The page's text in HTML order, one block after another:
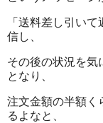
「送料差し引い
信し、
その後の状況を気
となり、
注文金額の半額く
るよなと、